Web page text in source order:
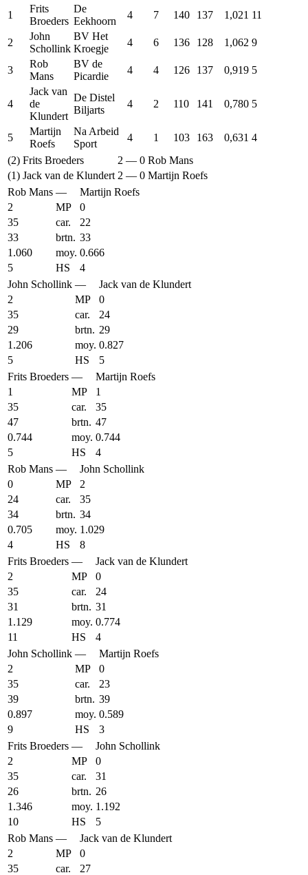
1
Frits
Broeders
De
Eekhoorn
4 7 140 137 1,021 11
2
John
Schollink
BV Het
Kroegje
4 6 136 128 1,062 9
3
Rob
Mans
BV de
Picardie
4 4 126 137 0,919 5
4
Jack van
de
Klundert
De Distel
Biljarts
4 2 110 141 0,780 5
5
Martijn
Roefs
Na Arbeid
Sport
4 1 103 163 0,631 4
(2) Frits Broeders 2 — 0 Rob Mans
(1) Jack van de Klundert 2 — 0 Martijn Roefs
Rob Mans —
Martijn Roefs
2
MP
0
35
car.
22
33
brtn. 33
1.060
moy. 0.666
5
HS
4
John Schollink —
Jack van de Klundert
2
MP
0
35
car.
24
29
brtn. 29
1.206
moy. 0.827
5
HS
5
Frits Broeders —
Martijn Roefs
1
MP
1
35
car.
35
47
brtn. 47
0.744
moy. 0.744
5
HS
4
Rob Mans —
John Schollink
0
MP
2
24
car.
35
34
brtn. 34
0.705
moy. 1.029
4
HS
8
Frits Broeders —
Jack van de Klundert
2
MP
0
35
car.
24
31
brtn. 31
1.129
moy. 0.774
11
HS
4
John Schollink —
Martijn Roefs
2
MP
0
35
car.
23
39
brtn. 39
0.897
moy. 0.589
9
HS
3
Frits Broeders —
John Schollink
2
MP
0
35
car.
31
26
brtn. 26
1.346
moy. 1.192
10
HS
5
Rob Mans —
Jack van de Klundert
2
MP
0
35
car.
27